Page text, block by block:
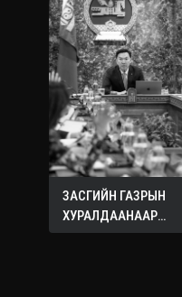
ЗАСГИЙН ГАЗРЫН
ХУРАЛДААНААР
ХЭЛЭЛЦЭЖ БУЙ